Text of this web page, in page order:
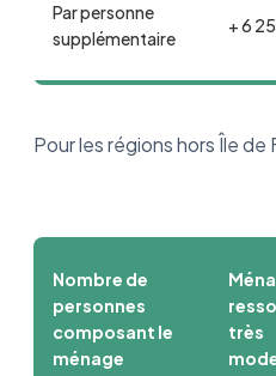
Par personne
supplémentaire
+ 6
Pour les régions hors Île de
Nombre de
personnes
composant le
ménage
très